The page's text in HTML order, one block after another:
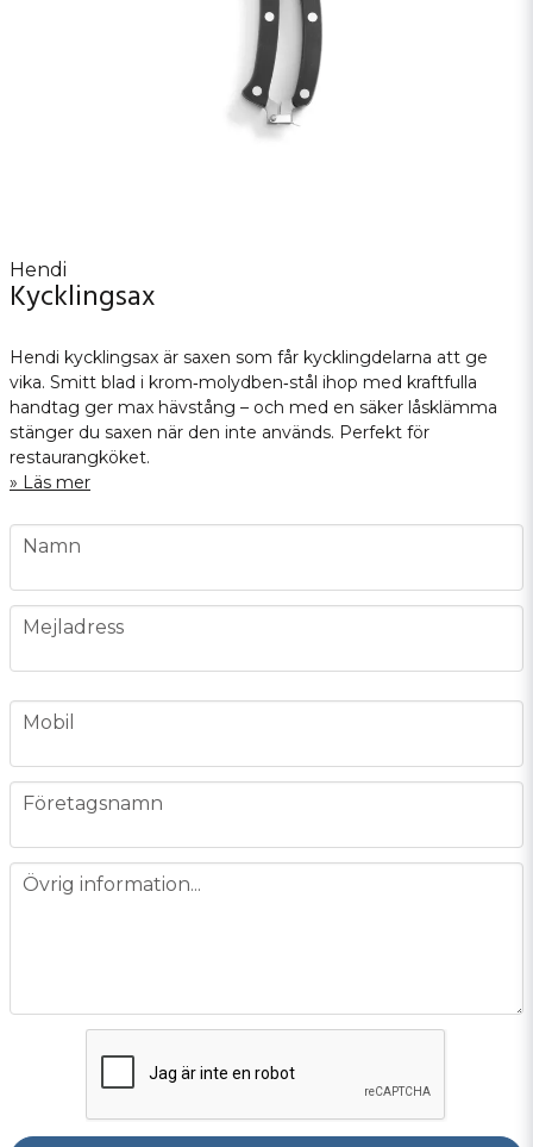
Hendi
Kycklingsax
Hendi kycklingsax är saxen som får kycklingdelarna att ge
vika. Smitt blad i krom‑molydben‑stål ihop med kraftfulla
handtag ger max hävstång – och med en säker låsklämma
stänger du saxen när den inte används. Perfekt för
restaurangköket.
Läs mer
name
Namn
email
Mejladress
phone
Mobil
company
Företagsnamn
message
Övrig information...